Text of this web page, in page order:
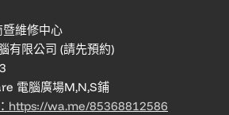
維修中心
有限公司 (請先預約)
電腦廣場M,N,S鋪
https://wa.me/85368812586